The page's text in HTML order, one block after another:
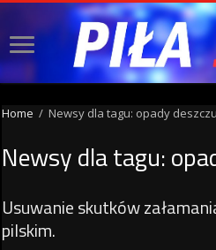
Home / Newsy dla tagu: opady deszczu
Newsy dla tagu:
Usuwanie skutków
pilskim.